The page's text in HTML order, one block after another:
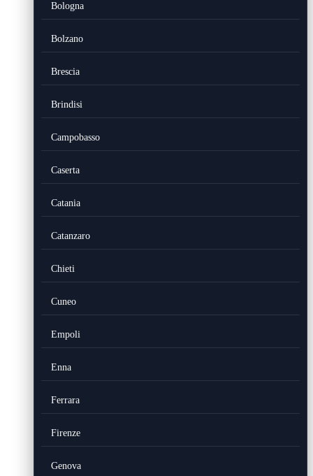
Bologna
Bolzano
Brescia
Brindisi
Campobasso
Caserta
Catania
Catanzaro
Chieti
Cuneo
Empoli
Enna
Ferrara
Firenze
Genova